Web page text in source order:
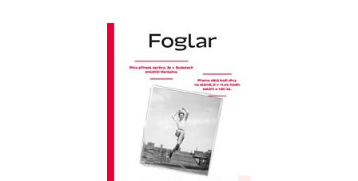
Začínám psát Rychlé
šípy
Roman Šantora
,
Jan Šulc